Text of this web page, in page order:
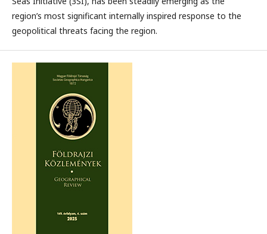
region’s most significant internally inspired response to the
geopolitical threats facing the region.